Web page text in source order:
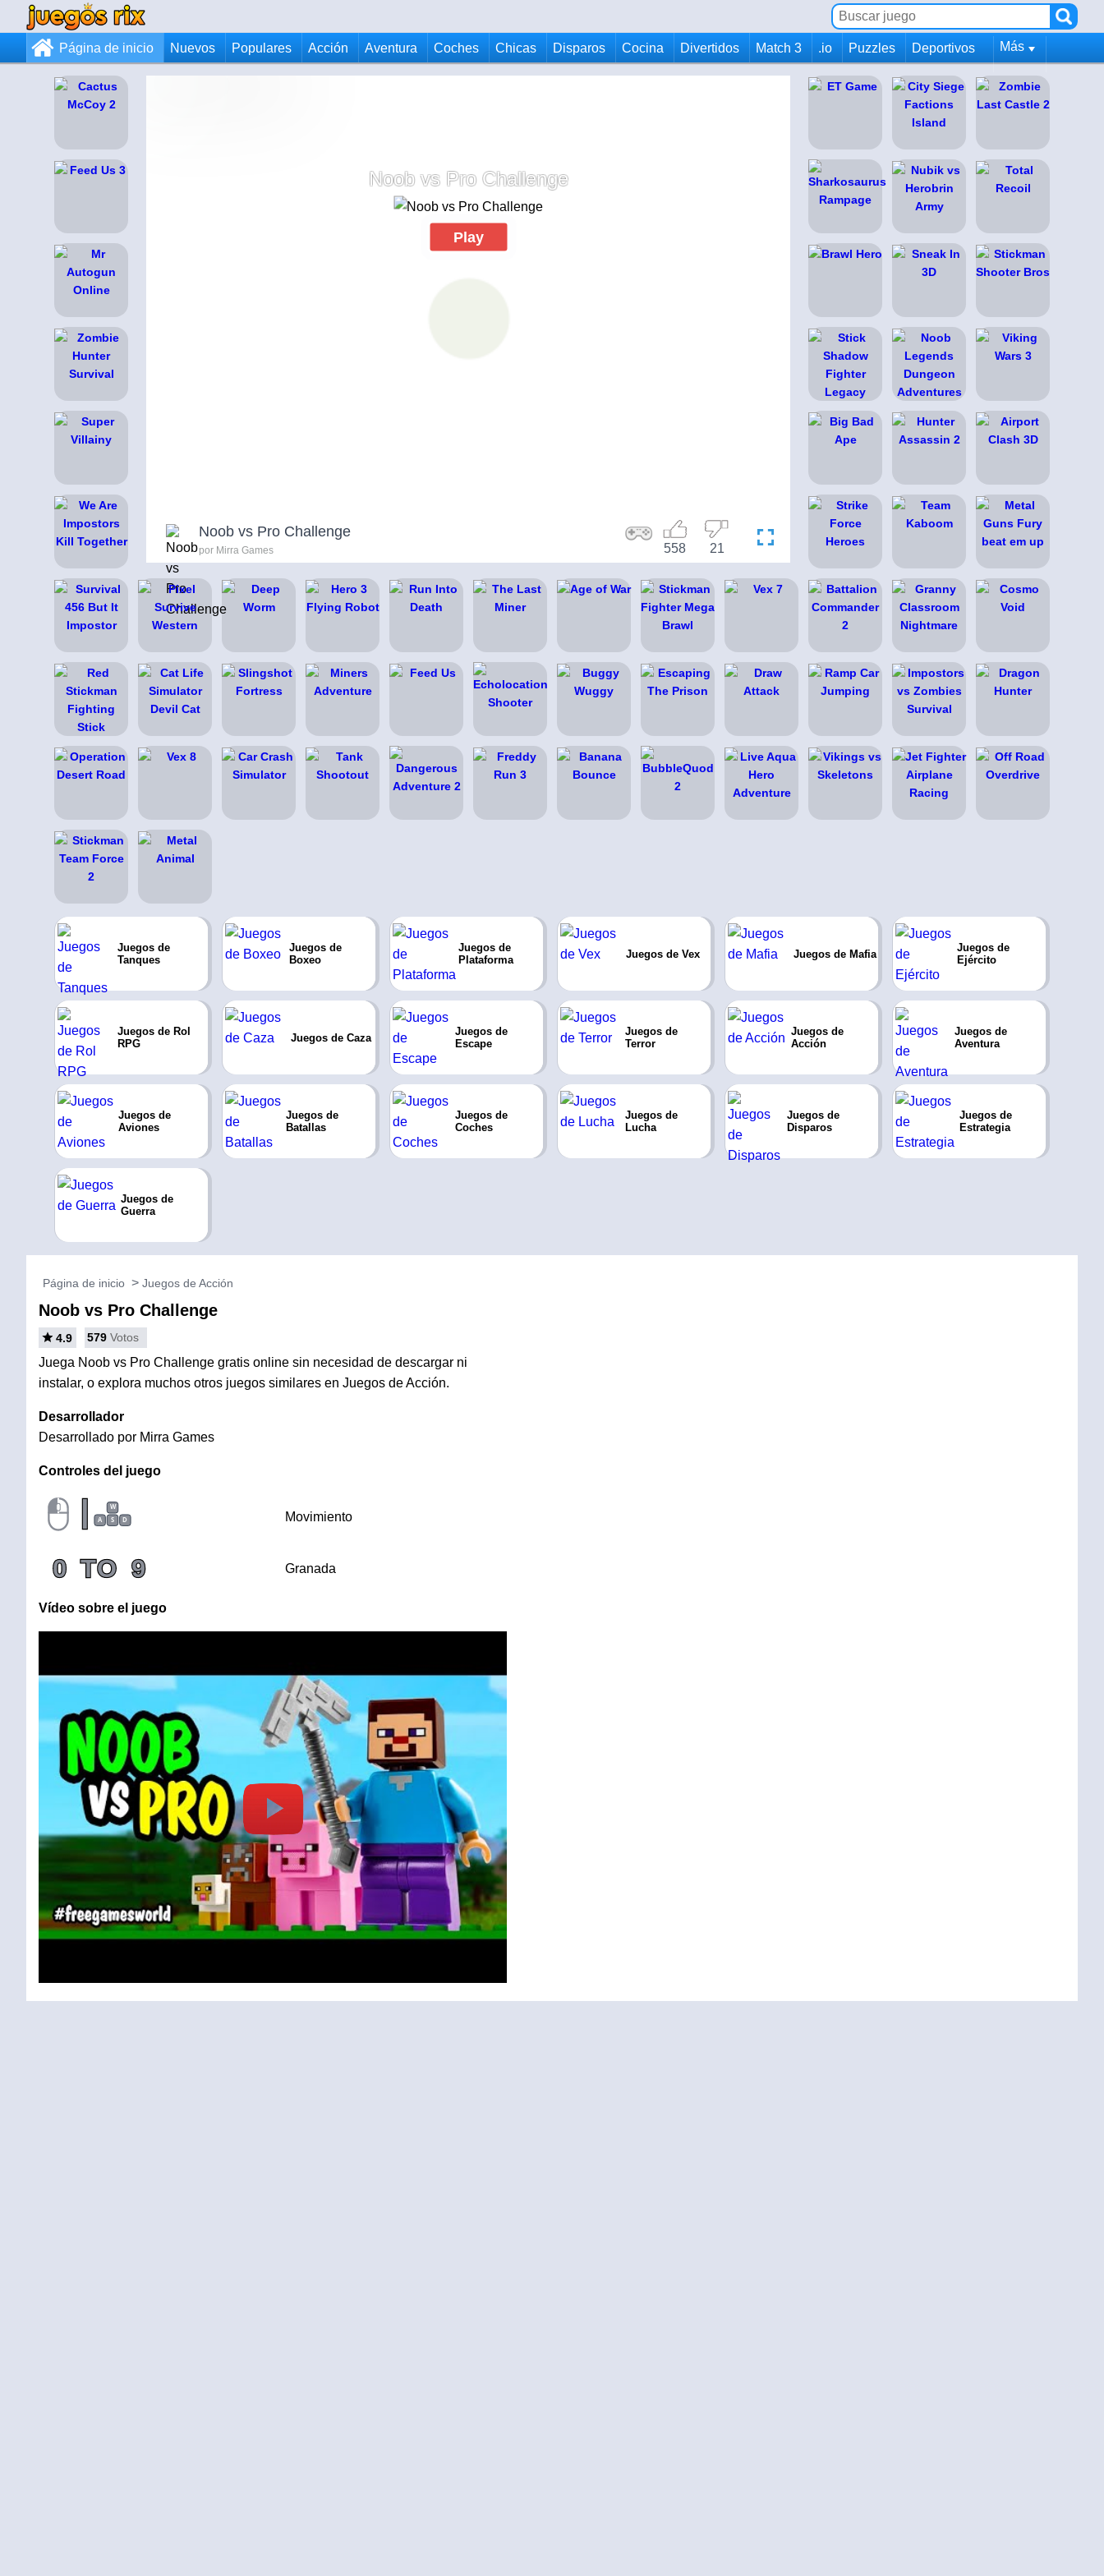
Página de inicio Nuevos Populares Acción Aventura Coches Chicas Disparos Cocina Divertidos Match 3 .io Puzzles Deportivos Más
Noob vs Pro Challenge
Play
Noob vs Pro Challenge
por Mirra Games 21
558
Juegos de
Tanques
Juegos de
Boxeo
Juegos de
Plataforma
Juegos de Vex Juegos de Mafia
Juegos de
Ejército
Juegos de Rol
RPG
Juegos de Caza
Juegos de
Escape
Juegos de
Terror
Juegos de
Acción
Juegos de
Aventura
Juegos de
Aviones
Juegos de
Batallas
Juegos de
Coches
Juegos de
Lucha
Juegos de
Disparos
Juegos de
Estrategia
Juegos de
Guerra
Página de inicio Juegos de Acción
Noob vs Pro Challenge
4.9 579 Votos
Juega Noob vs Pro Challenge gratis online sin necesidad de descargar ni
instalar, o explora muchos otros juegos similares en Juegos de Acción.
Desarrollador
Desarrollado por Mirra Games
Controles del juego
|
W
A
S D Movimiento
0 TO 9 Granada
Vídeo sobre el juego